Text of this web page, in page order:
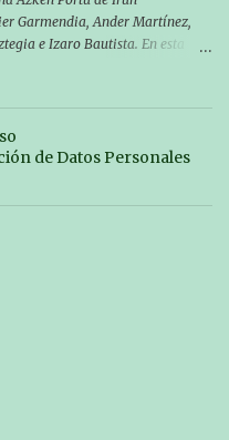
Garmendia, Ander Martínez,
e Izaro Bautista. En esta
una tarde muy buena y
ya ha terminado la
quienes están en la recta final,
personales. BRNPWR!
de Datos Personales